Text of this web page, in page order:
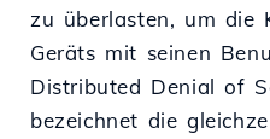
zu überlasten, um die
Geräts mit seinen
Distributed Denial of
bezeichnet die